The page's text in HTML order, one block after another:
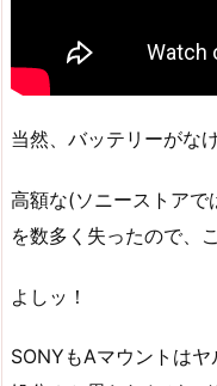
当然、バッテリーがな
高額な(ソニーストアで
を数多く失ったので、
よしッ！
SONYもAマウントは